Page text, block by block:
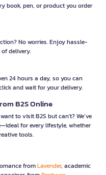
book, pen, or product you order
No worries. Enjoy hassle-
delivery.
24 hours a day, so you can
and wait for your delivery.
B2S Online
to visit B2S but can't? We’ve
for every lifestyle, whether
tools.
fromLavender, academic